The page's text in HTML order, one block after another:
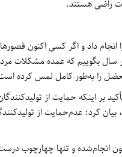
راضی هستند.
داد و اگر کسی اکنون
سال بگوییم که عمده مشکلات
را به‌طور کامل لمس کرده
بر اینکه حمایت از
کرد: عدم‌حمایت از
انجام‌شده و تنها چهارچوب درست